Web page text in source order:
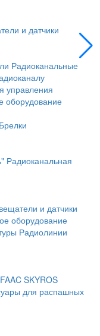
и датчики
Радиоканальные
управления
оборудование
Брелки
Радиоканальная
и датчики
оборудование
Радиолинии
FAAC SKYROS
для распашных